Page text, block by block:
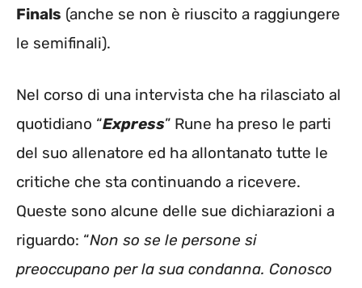
Finals (anche se non è riuscito a raggiungere
le semifinali).
Nel corso di una intervista che ha rilasciato al
quotidiano “Express” Rune ha preso le parti
del suo allenatore ed ha allontanato tutte le
critiche che sta continuando a ricevere.
Queste sono alcune delle sue dichiarazioni a
riguardo: “Non so se le persone si
preoccupano per la sua condanna. Conosco